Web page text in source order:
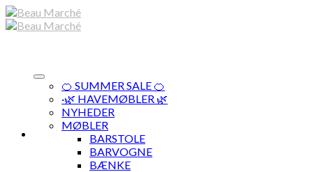
Skip
to
🍊 SUMMER SALE 🍊
·🌿 HAVEMØBLER 🌿
NYHEDER
MØBLER
BARSTOLE
BARVOGNE
BÆNKE